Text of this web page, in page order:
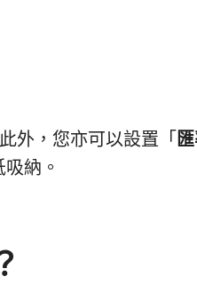
外，您亦可以設置「
納。